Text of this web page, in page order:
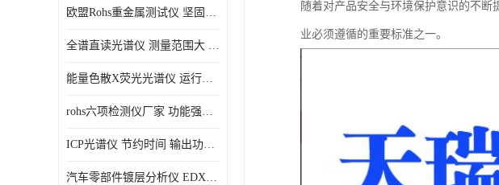
光电直读光谱仪
便携式水质重金属检测仪
欧盟Rohs重金属测试仪 坚固耐用 测试结果清晰显示
全谱直读光谱仪 测量范围大 抗干扰性能好
能量色散X荧光光谱仪 运行稳定性高 方便样品的测量
rohs六项检测仪厂家 功能强大 可直接分析
ICP光谱仪 节约时间 输出功率稳定
汽车零部件镀层分析仪 EDX600PLUS 自动谱线识别
随着对产品安全与环境保护意识的不
业必须遵循的重要标准之一。